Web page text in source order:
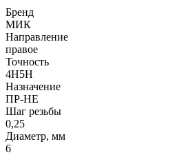
Бренд
МИК
Направление
правое
Точность
4H5H
Назначение
ПР-НЕ
Шаг резьбы
0,25
Диаметр, мм
6